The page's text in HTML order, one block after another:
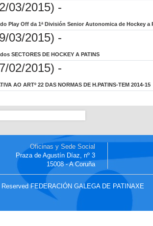
03/2015) -
Play Off da 1ª División Senior Autonomica de Hockey a
03/2015) -
SECTORES DE HOCKEY A PATINS
02/2015) -
AO ARTº 22 DAS NORMAS DE H.PATINS-TEM 2014-15
Oficinas y Sede Social
Praza de Agustín Díaz, nº 3
15008 - A Coruña
FEDERACIÓN GALEGA DE PATINAXE